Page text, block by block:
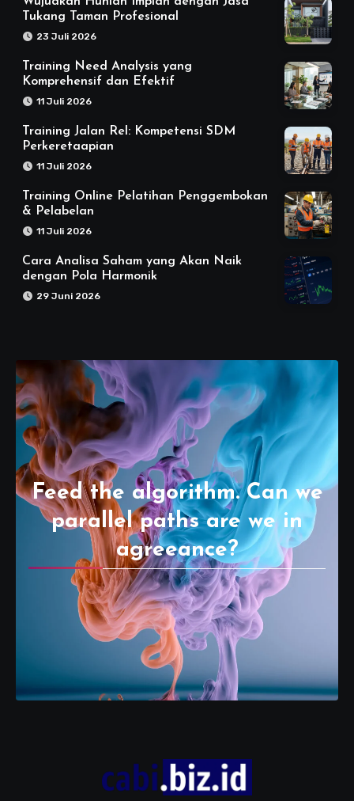
Tukang Taman Profesional
23 Juli 2026
Training Need Analysis yang
Komprehensif dan Efektif
11 Juli 2026
Training Jalan Rel: Kompetensi SDM
Perkeretaapian
11 Juli 2026
Training Online Pelatihan Penggembokan
& Pelabelan
11 Juli 2026
Cara Analisa Saham yang Akan Naik
dengan Pola Harmonik
29 Juni 2026
Feed the algorithm. Can we
parallel paths are we in
agreeance?